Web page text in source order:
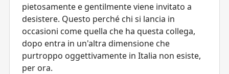
pietosamente e gentilmente viene invitato a
desistere. Questo perché chi si lancia in
occasioni come quella che ha questa collega,
dopo entra in un'altra dimensione che
purtroppo oggettivamente in Italia non esiste,
per ora.